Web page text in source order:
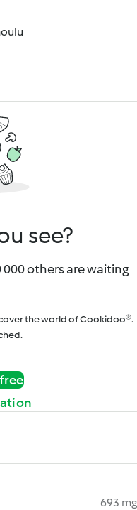
see?
others are waiting
the world of Cookidoo®.
693 mg